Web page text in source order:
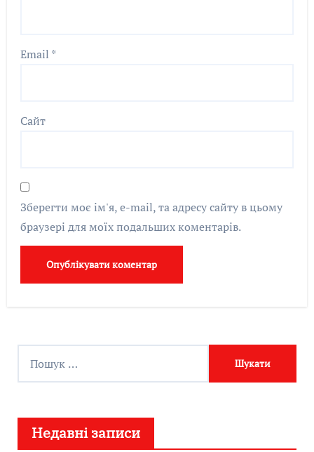
Email *
Сайт
Зберегти моє ім'я, e-mail, та адресу сайту в цьому
браузері для моїх подальших коментарів.
Недавні записи